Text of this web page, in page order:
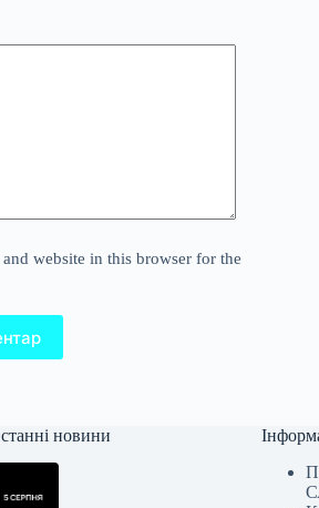
website in this browser for the
новини